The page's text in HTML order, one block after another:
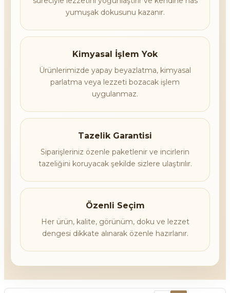
yumuşak dokusunu kazanır.
Kimyasal İşlem Yok
Ürünlerimizde yapay beyazlatma, kimyasal
parlatma veya lezzeti bozacak işlem
uygulanmaz.
Tazelik Garantisi
Siparişleriniz özenle paketlenir ve incirlerin
tazeliğini koruyacak şekilde sizlere ulaştırılır.
Özenli Seçim
Her ürün, kalite, görünüm, doku ve lezzet
dengesi dikkate alınarak özenle hazırlanır.